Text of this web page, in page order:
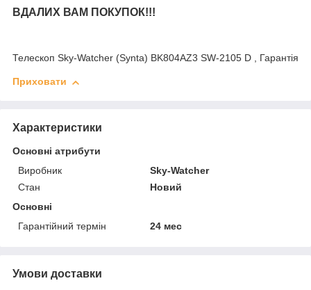
ВДАЛИХ ВАМ ПОКУПОК!!!
Телескоп Sky-Watcher (Synta) BK804AZ3 SW-2105 D , Гарантія
Приховати
Характеристики
Основні атрибути
Виробник
Sky-Watcher
Стан
Новий
Основні
Гарантійний термін
24 мес
Умови доставки